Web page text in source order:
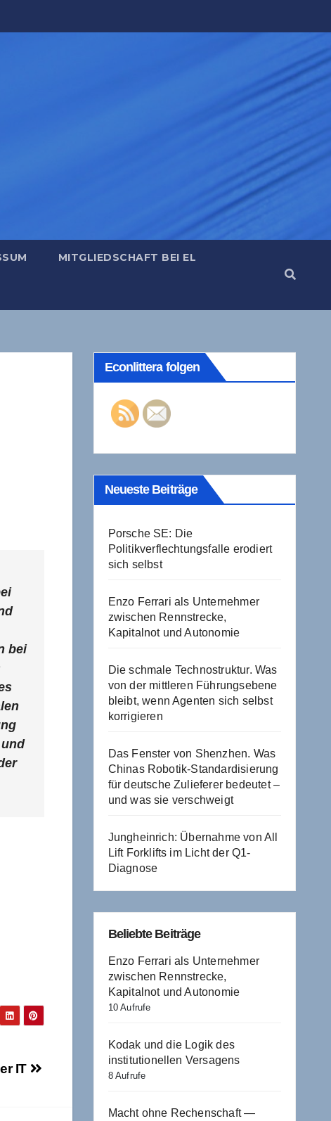
MITGLIEDSCHAFT BEI EL
bei
IT
Econlittera folgen
Neueste Beiträge
Porsche SE: Die
Politikverflechtungsfalle erodiert
sich selbst
Enzo Ferrari als Unternehmer
zwischen Rennstrecke,
Kapitalnot und Autonomie
Die schmale Technostruktur. Was
von der mittleren Führungsebene
bleibt, wenn Agenten sich selbst
korrigieren
Das Fenster von Shenzhen. Was
Chinas Robotik-Standardisierung
für deutsche Zulieferer bedeutet –
und was sie verschweigt
Jungheinrich: Übernahme von All
Lift Forklifts im Licht der Q1-
Diagnose
Beliebte Beiträge
Enzo Ferrari als Unternehmer
zwischen Rennstrecke,
Kapitalnot und Autonomie
10 Aufrufe
Kodak und die Logik des
institutionellen Versagens
8 Aufrufe
Macht ohne Rechenschaft —